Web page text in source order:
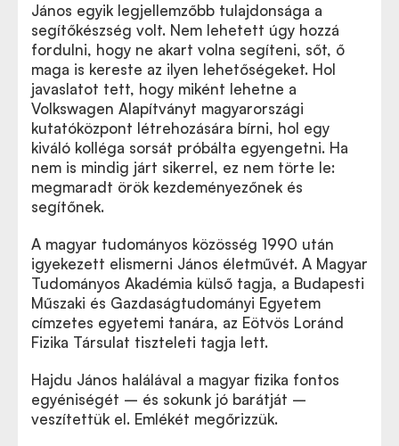
János egyik legjellemzőbb tulajdonsága a
segítőkészség volt. Nem lehetett úgy hozzá
fordulni, hogy ne akart volna segíteni, sőt, ő
maga is kereste az ilyen lehetőségeket. Hol
javaslatot tett, hogy miként lehetne a
Volkswagen Alapítványt magyarországi
kutatóközpont létrehozására bírni, hol egy
kiváló kolléga sorsát próbálta egyengetni. Ha
nem is mindig járt sikerrel, ez nem törte le:
megmaradt örök kezdeményezőnek és
segítőnek.
A magyar tudományos közösség 1990 után
igyekezett elismerni János életművét. A Magyar
Tudományos Akadémia külső tagja, a Budapesti
Műszaki és Gazdaságtudományi Egyetem
címzetes egyetemi tanára, az Eötvös Loránd
Fizika Társulat tiszteleti tagja lett.
Hajdu János halálával a magyar fizika fontos
egyéniségét – és sokunk jó barátját –
veszítettük el. Emlékét megőrizzük.